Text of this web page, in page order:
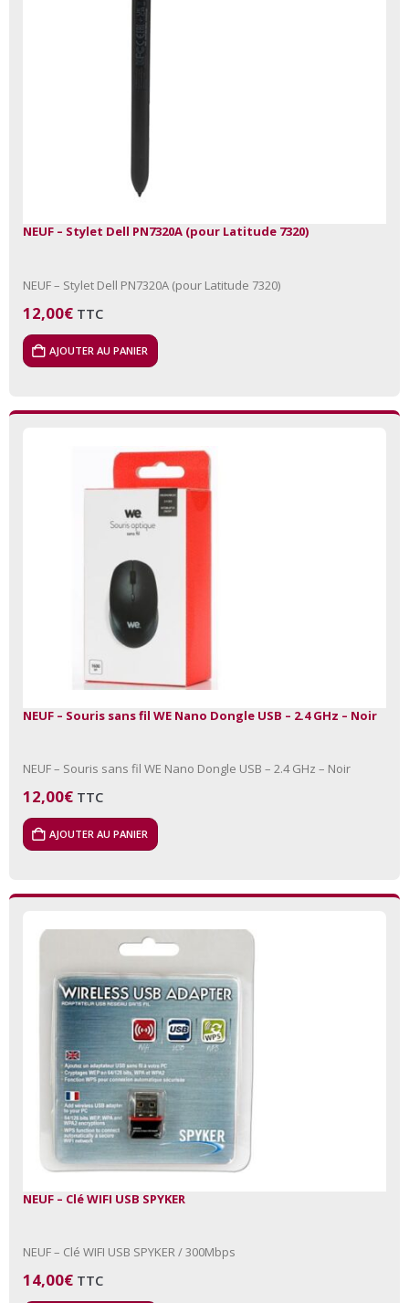
NEUF – Stylet Dell PN7320A (pour Latitude 7320)
NEUF – Stylet Dell PN7320A (pour Latitude 7320)
12,00€ TTC
AJOUTER AU PANIER
NEUF – Souris sans fil WE Nano Dongle USB – 2.4 GHz – Noir
NEUF – Souris sans fil WE Nano Dongle USB – 2.4 GHz – Noir
12,00€ TTC
AJOUTER AU PANIER
NEUF – Clé WIFI USB SPYKER
NEUF – Clé WIFI USB SPYKER / 300Mbps
14,00€ TTC